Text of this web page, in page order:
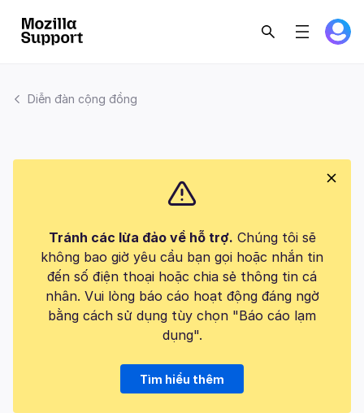
Diễn đàn cộng đồng
Tránh các lừa đảo về hỗ trợ. Chúng tôi sẽ
không bao giờ yêu cầu bạn gọi hoặc nhắn tin
đến số điện thoại hoặc chia sẻ thông tin cá
nhân. Vui lòng báo cáo hoạt động đáng ngờ
bằng cách sử dụng tùy chọn "Báo cáo lạm
dụng".
Tìm hiểu thêm